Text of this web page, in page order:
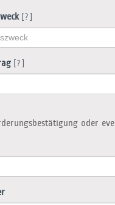
[?]
[?]
oder